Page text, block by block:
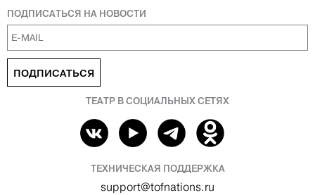
ПОДПИСАТЬСЯ НА НОВОСТИ
ПОДПИСАТЬСЯ
ТЕАТР В СОЦИАЛЬНЫХ СЕТЯХ
ТЕХНИЧЕСКАЯ ПОДДЕРЖКА
support@tofnations.ru